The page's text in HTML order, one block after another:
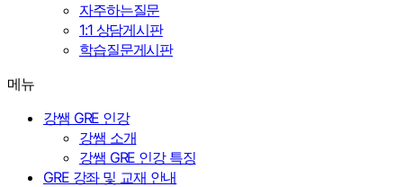
자주하는질문
1:1 상담게시판
학습질문게시판
메뉴
강쌤 GRE 인강
강쌤 소개
강쌤 GRE 인강 특징
GRE 강좌 및 교재 안내